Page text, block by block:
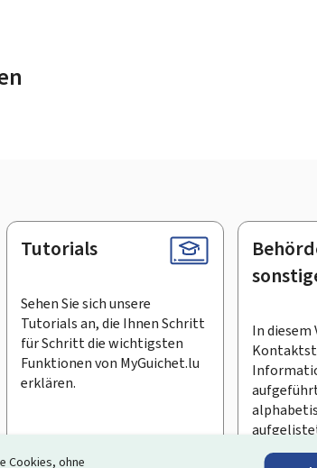
Cookies, ohne
Tutorials
Sehen Sie sich unsere
Tutorials an, die Ihnen Schritt
für Schritt die wichtigsten
Funktionen von MyGuichet.lu
erklären.
In diesem